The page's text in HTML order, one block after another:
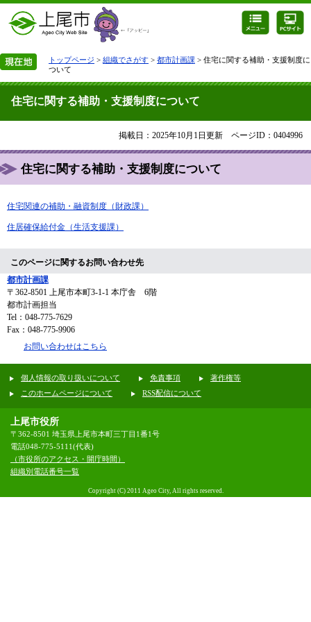
トップページ > 組織でさがす > 都市計画課 > 住宅に関する補助・支援制度に
ついて
住宅に関する補助・支援制度について
掲載日：2025年10月1日更新 ページID：0404996
住宅に関する補助・支援制度について
住宅関連の補助・融資制度（財政課）
住居確保給付金（生活支援課）
このページに関するお問い合わせ先
都市計画課
〒362-8501
上尾市本町3-1-1 本庁舎 6階
都市計画担当
Tel：048-775-7629
Fax：048-775-9906
お問い合わせはこちら
個人情報の取り扱いについて 免責事項
著作権等
このホームページについて
RSS配信について
上尾市役所
〒362-8501 埼玉県上尾市本町三丁目1番1号
電話048-775-5111(代表)
（市役所のアクセス・開庁時間）
組織別電話番号一覧
Copyright (C) 2011 Ageo City, All rights reserved.